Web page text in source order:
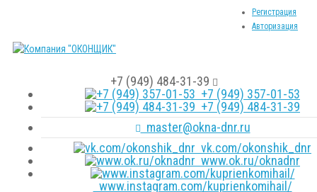
Регистрация
Авторизация
+7 (949) 484-31-39
+7 (949) 357-01-53
+7 (949) 484-31-39
master@okna-dnr.ru
vk.com/okonshik_dnr
www.ok.ru/oknadnr
www.instagram.com/kuprienkomihail/